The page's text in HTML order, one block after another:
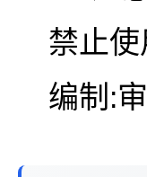
禁止
编制: